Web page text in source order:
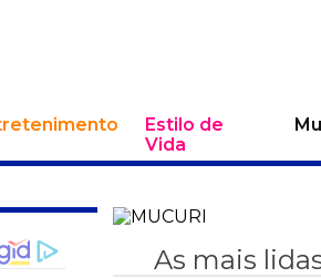
Estilo de
Vida
As mais